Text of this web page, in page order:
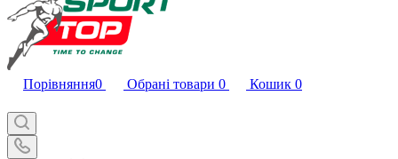
Порівняння0 Обрані товари 0 Кошик 0